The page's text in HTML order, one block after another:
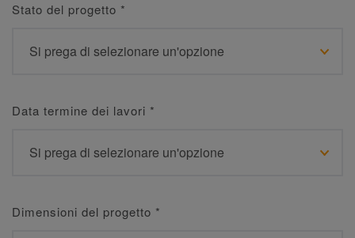
Stato del progetto *
Data termine dei lavori *
Dimensioni del progetto *